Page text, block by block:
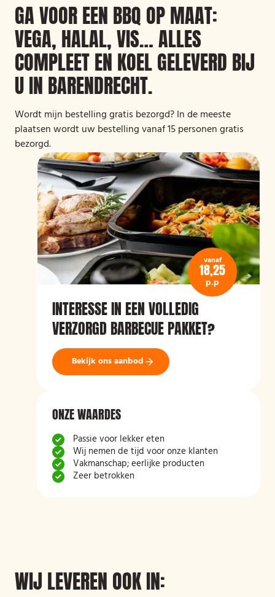
GA VOOR EEN BBQ OP MAAT:
VEGA, HALAL, VIS… ALLES
COMPLEET EN KOEL GELEVERD BIJ
U IN BARENDRECHT.
Wordt mijn bestelling gratis bezorgd? In de meeste
plaatsen wordt uw bestelling vanaf 15 personen gratis
bezorgd.
vanaf
18,25
p.p
INTERESSE IN EEN VOLLEDIG
VERZORGD BARBECUE PAKKET?
Bekijk ons aanbod
ONZE WAARDES
Passie voor lekker eten
Wij nemen de tijd voor onze klanten
Vakmanschap; eerlijke producten
Zeer betrokken
WIJ LEVEREN OOK IN: